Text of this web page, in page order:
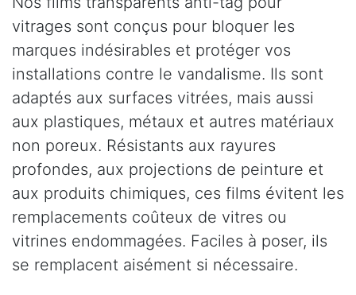
vitrages sont conçus pour bloquer les
marques indésirables et protéger vos
installations contre le vandalisme. Ils sont
adaptés aux surfaces vitrées, mais aussi
aux plastiques, métaux et autres matériaux
non poreux. Résistants aux rayures
profondes, aux projections de peinture et
aux produits chimiques, ces films évitent les
remplacements coûteux de vitres ou
vitrines endommagées. Faciles à poser, ils
se remplacent aisément si nécessaire.